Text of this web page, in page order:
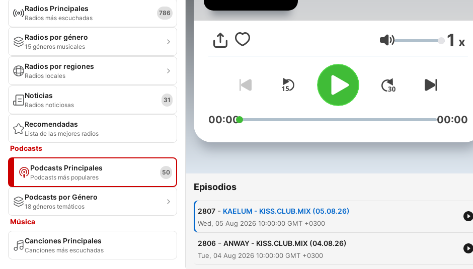
Radios Principales
Radios más escuchadas
786
Radios por género
15 géneros musicales
Radios por regiones
Radios locales
Noticias
Radios noticiosas
31
Recomendadas
Lista de las mejores radios
Podcasts
Podcasts Principales
Podcasts más populares
50
Podcasts por Género
18 géneros temáticos
Música
Canciones Principales
Canciones más escuchadas
Volumen 1 x
00:00 00:00
Episodios
2807 - KAELUM - KISS.CLUB.MIX (05.08.26)
Wed, 05 Aug 2026 10:00:00 GMT +0300
2806 - ANWAY - KISS.CLUB.MIX (04.08.26)
Tue, 04 Aug 2026 10:00:00 GMT +0300